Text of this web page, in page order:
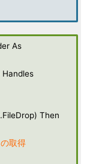
As
Handles
Then
取得